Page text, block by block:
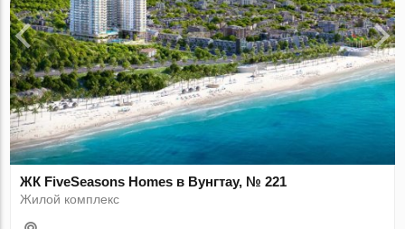
ЖК FiveSeasons Homes в Вунгтау, № 221
Жилой комплекс